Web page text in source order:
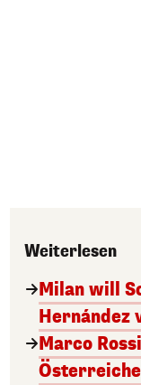
Weiterlesen
Milan will
Hernández
Marco